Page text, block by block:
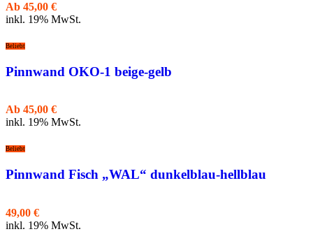
Ab 45,00 €
inkl. 19% MwSt.
Beliebt
Pinnwand OKO-1 beige-gelb
Ab 45,00 €
inkl. 19% MwSt.
Beliebt
Pinnwand Fisch „WAL“ dunkelblau-hellblau
49,00 €
inkl. 19% MwSt.